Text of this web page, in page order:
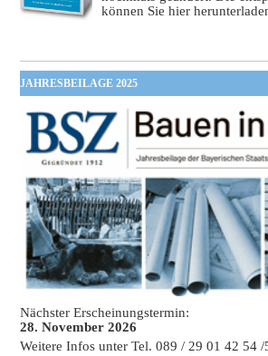
können Sie hier
JAHRESBEILAGE 2025
Nächster Erscheinungstermin:
28. November 2026
Weitere Infos unter Tel. 089 / 29 01 42 54 /